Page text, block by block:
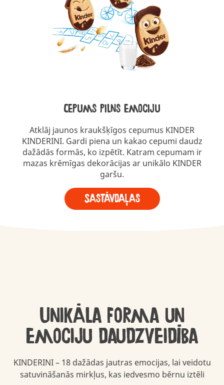
Cepums pilns emociju
Atklāj jaunos kraukšķīgos cepumus KINDER
KINDERINI. Gardi piena un kakao cepumi daudz
dažādās formās, ko izpētīt. Katram cepumam ir
mazas krēmīgas dekorācijas ar unikālo KINDER
garšu.
Sastāvdaļas
Unikāla forma un
emociju daudzveidība
KINDERINI – 18 dažādas jautras emocijas, lai veidotu
satuvināšanās mirkļus, kas iedvesmo bērnu iztēli